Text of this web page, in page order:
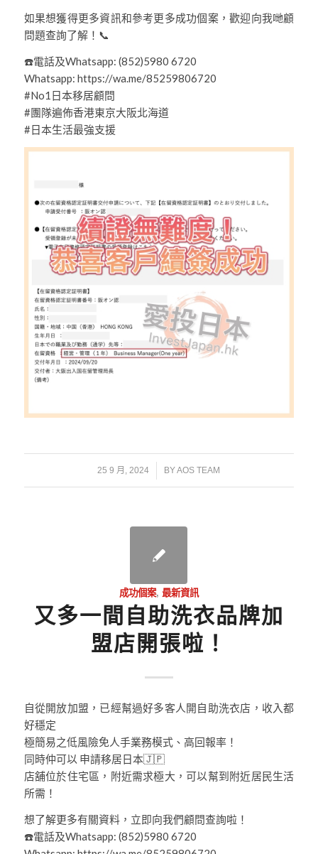
如果想獲得更多資訊和參考更多成功個案，歡迎向我哋顧
問題查詢了解！📞
☎️電話及Whatsapp: (852)5980 6720
Whatsapp: https://wa.me/85259806720
#No1日本移居顧問
#團隊遍佈香港東京大阪北海道
#日本生活最強支援
25 9 月, 2024
/ BYAOS TEAM
成功個案, 最新資訊
又多一間自助洗衣品牌加
盟店開張啦！
自從開放加盟，已經幫過好多客人開自助洗衣店，收入都
好穩定
極簡易之低風險免人手業務模式、高回報率！
同時仲可以 申請移居日本🇯🇵
店舖位於住宅區，附近需求極大，可以幫到附近居民生活
所需！
想了解更多有關資料，立即向我們顧問查詢啦！
☎️電話及Whatsapp: (852)5980 6720